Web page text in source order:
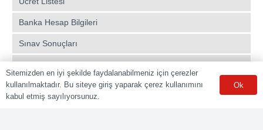
Banka Hesap Bilgileri
Sınav Sonuçları
Aday Girişi
Sınav Merkezleri
Sitemizden en iyi şekilde faydalanabilmeniz için çerezler
kullanılmaktadır. Bu siteye giriş yaparak çerez kullanımını
kabul etmiş sayılıyorsunuz.
Ok